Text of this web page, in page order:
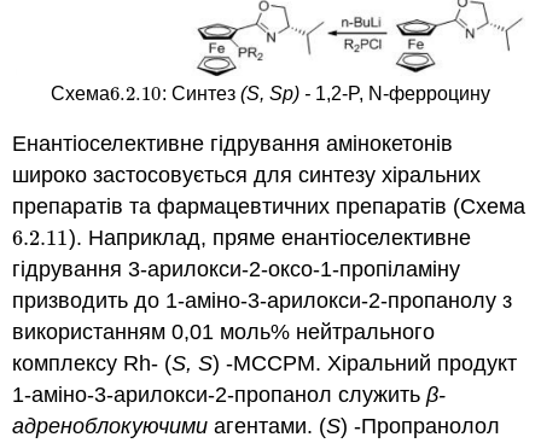
Схема6.2.10
6.2.10: Синтез (S, Sp) -1,2-P, N-ферроцину
Енантіоселективне гідрування амінокетонів
широко застосовується для синтезу хіральних
препаратів та фармацевтичних препаратів (Схема
6.2.11
6.2.11). Наприклад, пряме енантіоселективне
гідрування 3-арилокси-2-оксо-1-пропіламіну
призводить до 1-аміно-3-арилокси-2-пропанолу з
використанням 0,01 моль% нейтрального
комплексу Rh- (S, S) -MCCPM. Хіральний продукт
1-аміно-3-арилокси-2-пропанол служитьβ-
адреноблокуючими агентами. (S) -Пропранолол